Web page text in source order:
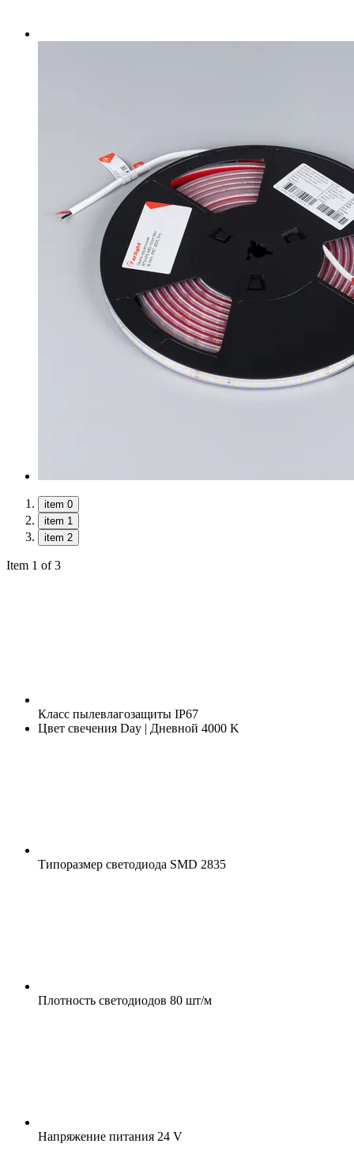
item 0
item 1
item 2
Item 1 of 3
Класс пылевлагозащиты IP67
Цвет свечения Day | Дневной 4000 K
Типоразмер светодиода SMD 2835
Плотность светодиодов 80 шт/м
Напряжение питания 24 V